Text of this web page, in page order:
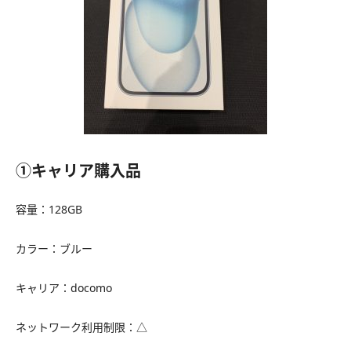
①キャリア購入品
容量：128GB
カラー：ブルー
キャリア：docomo
ネットワーク利用制限：△